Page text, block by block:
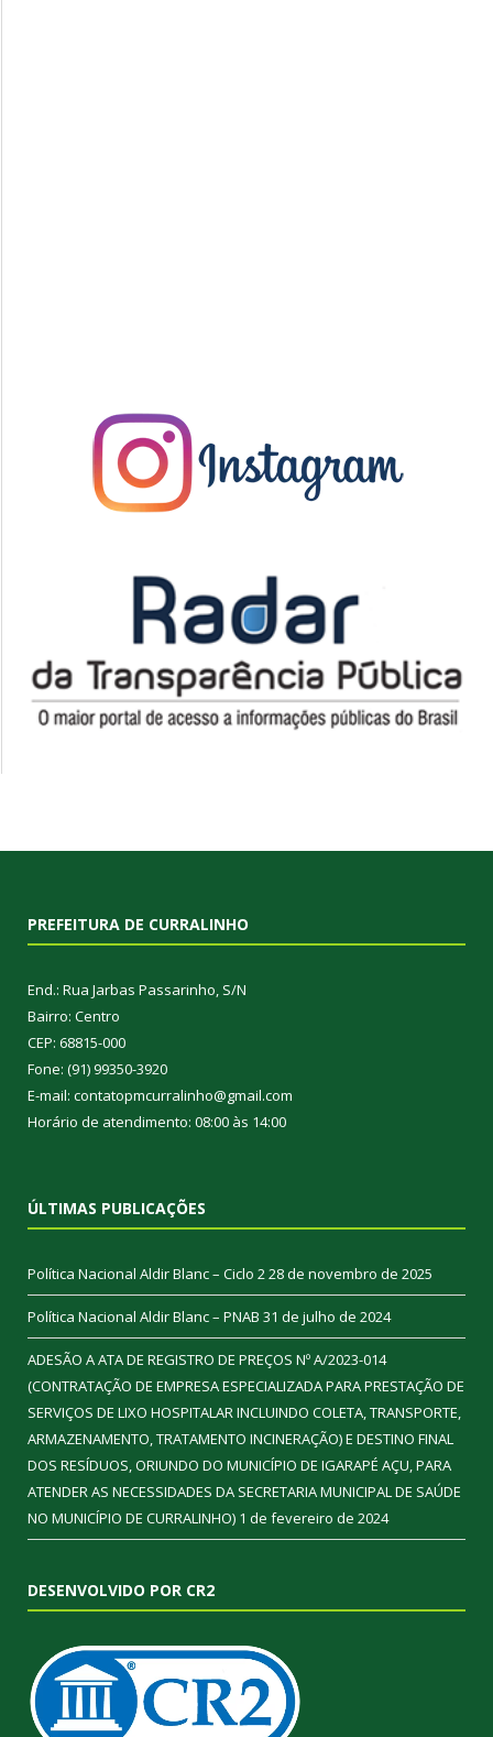
PREFEITURA DE CURRALINHO
End.: Rua Jarbas Passarinho, S/N
Bairro: Centro
CEP: 68815-000
Fone: (91) 99350-3920
E-mail: contatopmcurralinho@gmail.com
Horário de atendimento: 08:00 às 14:00
ÚLTIMAS PUBLICAÇÕES
Política Nacional Aldir Blanc – Ciclo 228 de novembro de 2025
Política Nacional Aldir Blanc – PNAB 31 de julho de 2024
ADESÃO A ATA DE REGISTRO DE PREÇOS Nº A/2023-014
(CONTRATAÇÃO DE EMPRESA ESPECIALIZADA PARA PRESTAÇÃO DE
SERVIÇOS DE LIXO HOSPITALAR INCLUINDO COLETA, TRANSPORTE,
ARMAZENAMENTO, TRATAMENTO INCINERAÇÃO) E DESTINO FINAL
DOS RESÍDUOS, ORIUNDO DO MUNICÍPIO DE IGARAPÉ AÇU, PARA
ATENDER AS NECESSIDADES DA SECRETARIA MUNICIPAL DE SAÚDE
NO MUNICÍPIO DE CURRALINHO) 1 de fevereiro de 2024
DESENVOLVIDO POR CR2